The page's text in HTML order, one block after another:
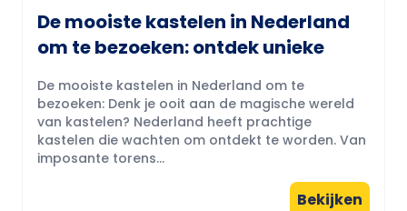
De mooiste kastelen in Nederland
om te bezoeken: ontdek unieke
De mooiste kastelen in Nederland om te
bezoeken: Denk je ooit aan de magische wereld
van kastelen? Nederland heeft prachtige
kastelen die wachten om ontdekt te worden. Van
imposante torens...
Bekijken